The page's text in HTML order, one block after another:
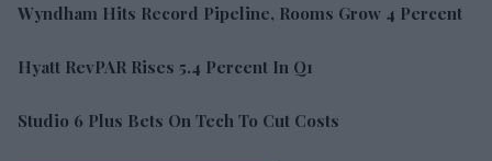
Wyndham Hits Record Pipeline, Rooms Grow 4 Percent
Hyatt RevPAR Rises 5.4 Percent In Q1
Studio 6 Plus Bets On Tech To Cut Costs